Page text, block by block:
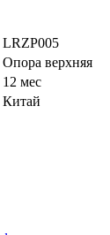
LRZP005
Опора верхняя
12 мес
Китай